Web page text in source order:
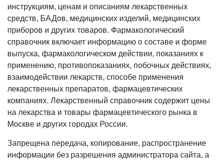
инструкциям, ценам и описаниям лекарственных
средств, БАДов, медицинских изделий, медицинских
приборов и других товаров. Фармакологический
справочник включает информацию о составе и форме
выпуска, фармакологическом действии, показаниях к
применению, противопоказаниях, побочных действиях,
взаимодействии лекарств, способе применения
лекарственных препаратов, фармацевтических
компаниях. Лекарственный справочник содержит цены
на лекарства и товары фармацевтического рынка в
Москве и других городах России.
Запрещена передача, копирование, распространение
информации без разрешения администратора сайта, а